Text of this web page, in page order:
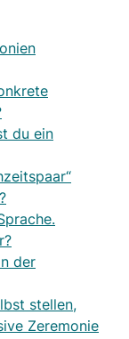
du ein
der
stellen,
Zeremonie